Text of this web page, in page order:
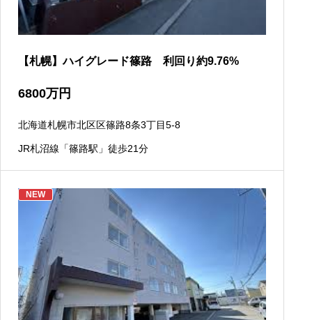
【札幌】ハイグレード篠路 利回り約9.76%
6800万円
北海道札幌市北区区篠路8条3丁目5-8
JR札沼線「篠路駅」徒歩21分
NEW